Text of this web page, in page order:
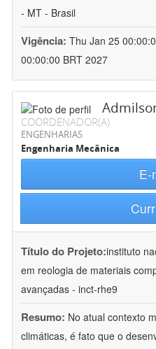
- MT - Brasil
Vigência: Thu Jan 25
00:00:00 BRT 2027
COORDENADOR(A)
ENGENHARIAS
Engenharia Mecânica
E-
Título do Projeto:instituto
em reologia de materiais
avançadas - inct-rhe9
Resumo: No atual contexto
climáticas, é fato que o